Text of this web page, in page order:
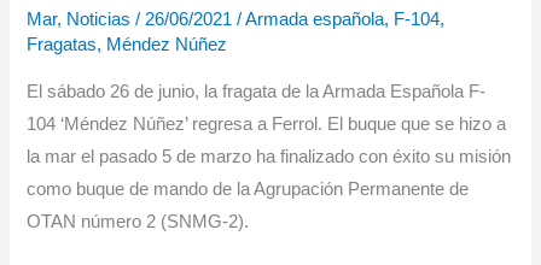
Mar, Noticias / 26/06/2021/Armada española, F-104,
Fragatas, Méndez Núñez
El sábado 26 de junio, la fragata de la Armada Española F-
104 ‘Méndez Núñez’ regresa a Ferrol. El buque que se hizo a
la mar el pasado 5 de marzo ha finalizado con éxito su misión
como buque de mando de la Agrupación Permanente de
OTAN número 2 (SNMG-2).